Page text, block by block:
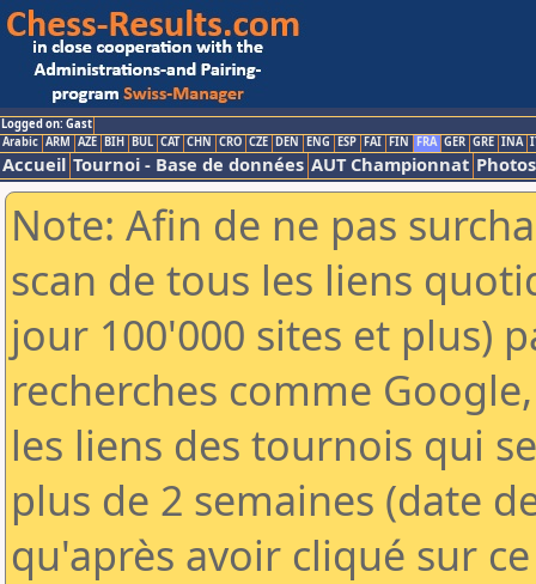
Logged on: Gast
Arabic ARM AZE BIH BUL CAT CHN CRO CZE DEN ENG ESP FAI FIN FRA GER GRE INA
Accueil Tournoi - Base de données AUT Championnat Photos
Note: Afin de ne pas
scan de tous les liens
jour 100'000 sites et plus)
recherches comme
les liens des tournois qui
plus de 2 semaines (date
qu'après avoir cliqué sur